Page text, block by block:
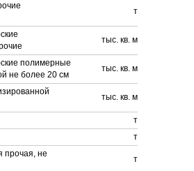
т
тыс. кв. м
полимерные
не более 20 см
тыс. кв. м
тыс. кв. м
т
т
прочая, не
т